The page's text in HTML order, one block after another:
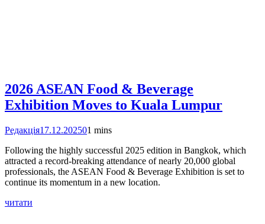
2026 ASEAN Food & Beverage
Exhibition Moves to Kuala Lumpur
Редакція17.12.202501 mins
Following the highly successful 2025 edition in Bangkok, which
attracted a record-breaking attendance of nearly 20,000 global
professionals, the ASEAN Food & Beverage Exhibition is set to
continue its momentum in a new location.
читати